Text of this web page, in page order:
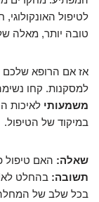
לטיפול האונקולוגי,
טובה יותר, מאלה
אז אם הרופא שלכם
למסקנות. קחו
משמעותי לאיכות
במיקוד של הטיפול.
שאלה: האם טיפול
תשובה: בהחלט לא!
בכל שלב של